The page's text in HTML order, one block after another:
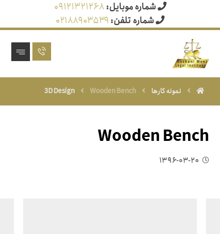
شماره موبایل:۰۹۱۲۱۳۲۱۲۶۸
شماره تلفن:۰۲۱۸۸۹۰۳۵۳۹
نمونه کارها 3D Design Wooden Bench
Wooden Bench
۱۳۹۶-۰۳-۲۰